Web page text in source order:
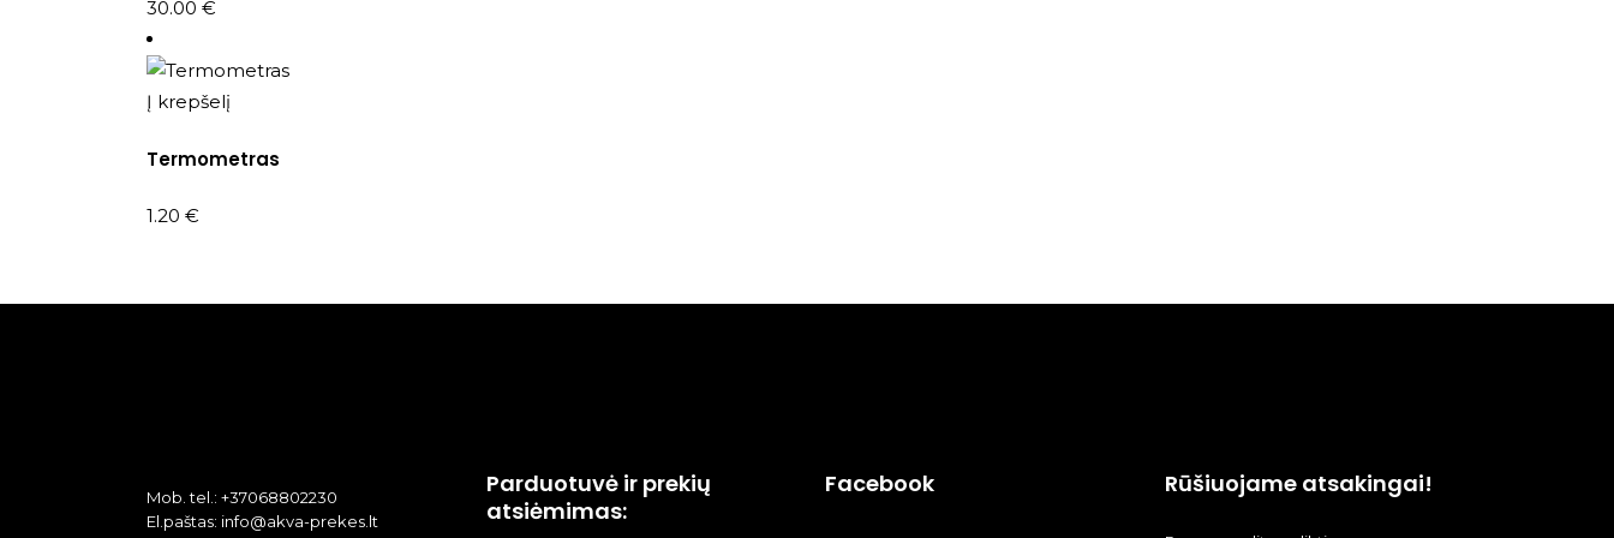
30.00 €
Į krepšelį
Termometras
1.20 €
Mob. tel.: +37068802230
El.paštas: info@akva-prekes.lt
Parduotuvė ir prekių
atsiėmimas:
Facebook Rūšiuojame atsakingai!